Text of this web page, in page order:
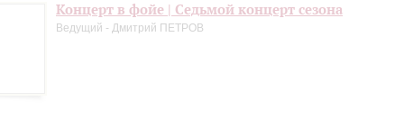
Концерт в фойе | Седьмой концерт сезона
Ведущий - Дмитрий ПЕТРОВ